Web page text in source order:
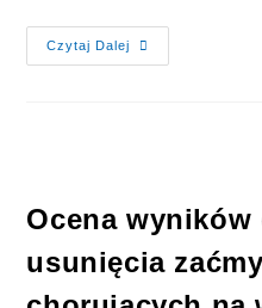
Czytaj Dalej
Ocena wyników
usunięcia